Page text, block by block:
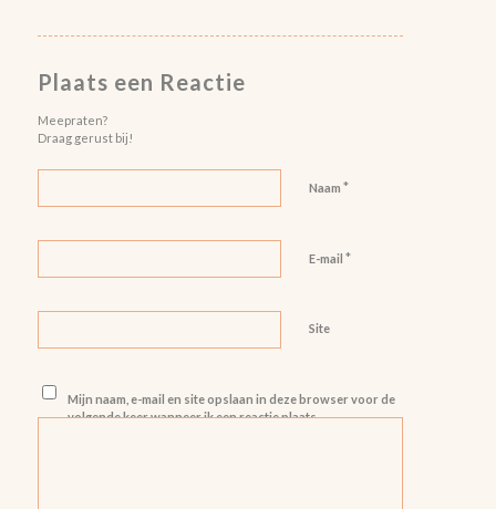
Plaats een Reactie
Meepraten?
Draag gerust bij!
Naam *
E-mail *
Site
Mijn naam, e-mail en site opslaan in deze browser voor de
volgende keer wanneer ik een reactie plaats.